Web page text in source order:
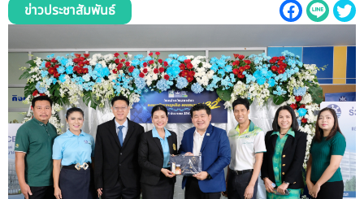
ระบบสารสนเทศ (ใน)
ติดต่อเรา
สายตรงผู้บริหาร
ข่าวประชาสัมพันธ์